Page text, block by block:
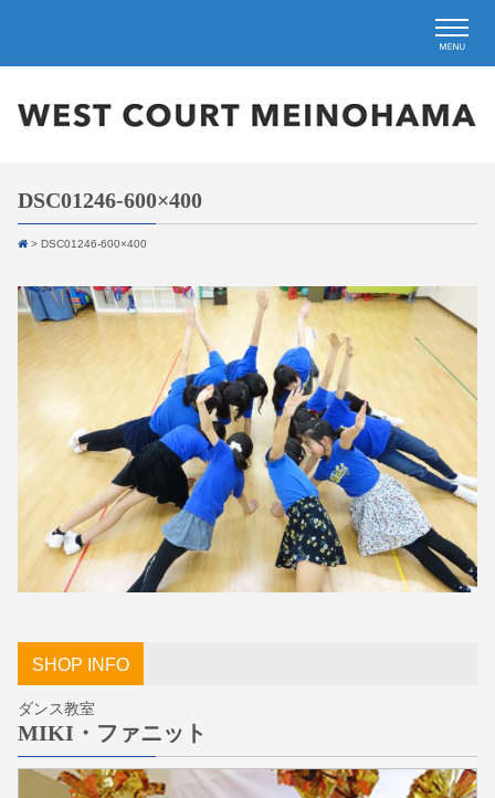
DSC01246-600×400
> DSC01246-600×400
SHOP INFO
ダンス教室
MIKI・ファニット